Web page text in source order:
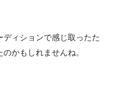
ィションで感じ取ったた
かもしれませんね。